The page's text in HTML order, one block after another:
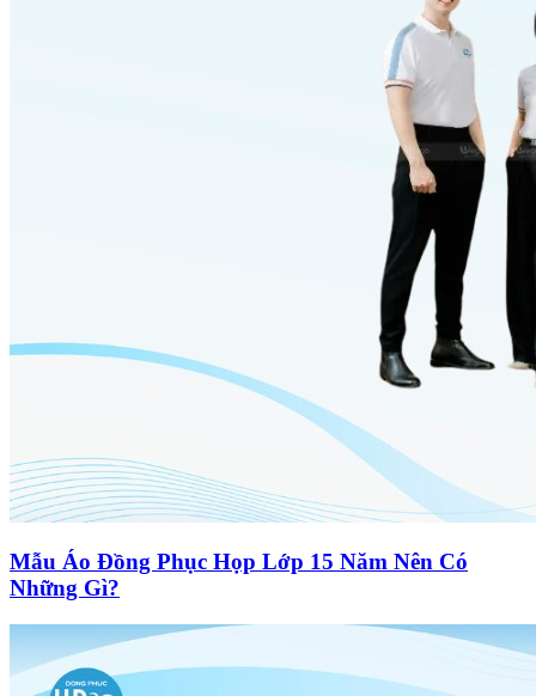
Mẫu Áo Đồng Phục Họp Lớp 15 Năm Nên Có
Những Gì?